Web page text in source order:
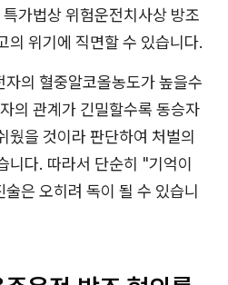
가법상 위험운전치사상 방조
의 위기에 직면할 수 있습니다.
의 혈중알코올농도가 높을수
의 관계가 긴밀할수록 동승자
웠을 것이라 판단하여 처벌의
니다. 따라서 단순히 "기억이
은 오히려 독이 될 수 있습니